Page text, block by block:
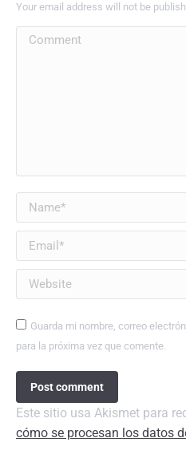
Your email address will not be
Comment
Name *
Email *
Website
Guarda mi nombre, correo
para la próxima vez que comente.
Post comment
Este sitio usa Akismet para
cómo se procesan los datos